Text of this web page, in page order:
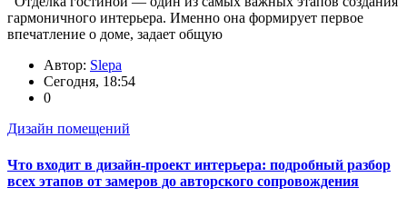
гармоничного интерьера. Именно она формирует первое
впечатление о доме, задает общую
Автор: Slepa
Сегодня, 18:54
0
Дизайн помещений
Что входит в дизайн-проект интерьера: подробный разбор
всех этапов от замеров до авторского сопровождения